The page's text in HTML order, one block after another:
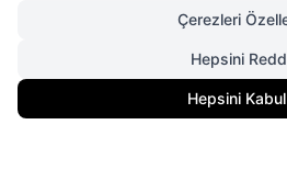
854,00TL
640,50
kabul ettiğinizi varsayacağız. Çerezler
reddedeceğinizi öğrenmek içintıklayınız
Çerezleri
Hepsini
Hepsini